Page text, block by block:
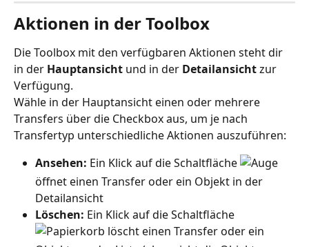
Aktionen in der Toolbox
Die Toolbox mit den verfügbaren Aktionen steht dir
in der Hauptansicht und in der Detailansicht zur
Verfügung.
Wähle in der Hauptansicht einen oder mehrere
Transfers über die Checkbox aus, um je nach
Transfertyp unterschiedliche Aktionen auszuführen:
Ansehen: Ein Klick auf die Schaltfläche
öffnet einen Transfer oder ein Objekt in der
Detailansicht
Löschen: Ein Klick auf die Schaltfläche
löscht einen Transfer oder ein